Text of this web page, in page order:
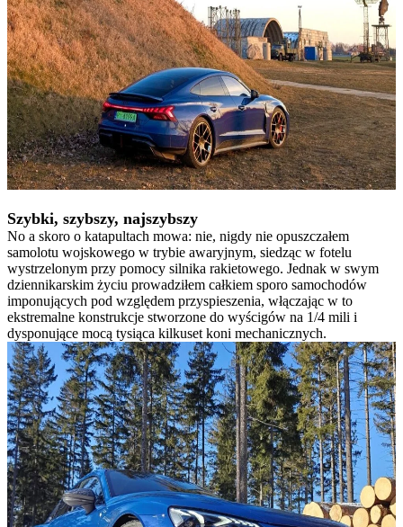
Szybki, szybszy, najszybszy
No a skoro o katapultach mowa: nie, nigdy nie opuszczałem
samolotu wojskowego w trybie awaryjnym, siedząc w fotelu
wystrzelonym przy pomocy silnika rakietowego. Jednak w swym
dziennikarskim życiu prowadziłem całkiem sporo samochodów
imponujących pod względem przyspieszenia, włączając w to
ekstremalne konstrukcje stworzone do wyścigów na 1/4 mili i
dysponujące mocą tysiąca kilkuset koni mechanicznych.